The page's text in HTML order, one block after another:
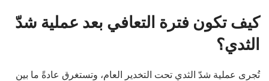
كيف تكون فترة التعافي بعد عملية شدّ
الثدي؟
تُجرى عملية شدّ الثدي تحت التخدير العام، وتستغرق عادةً ما بين